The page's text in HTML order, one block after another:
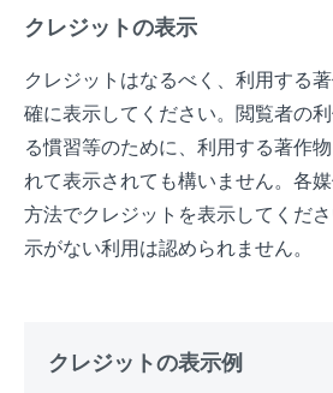
クレジットの表示
クレジットはなるべく、利用する
確に表示してください。閲覧者の
る慣習等のために、利用する著作
れて表示されても構いません。各
方法でクレジットを表示してくだ
示がない利用は認められません。
クレジットの表示例